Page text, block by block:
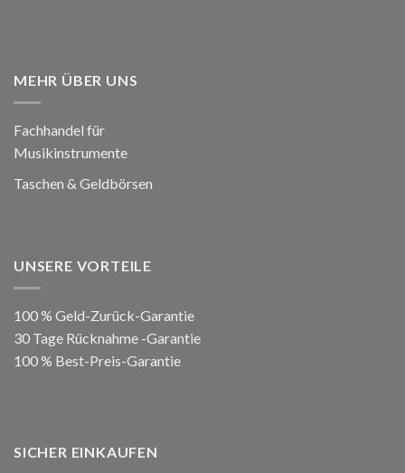
MEHR ÜBER UNS
Fachhandel für
Musikinstrumente
Taschen & Geldbörsen
UNSERE VORTEILE
100 % Geld-Zurück-Garantie
30 Tage Rücknahme -Garantie
100 % Best-Preis-Garantie
SICHER EINKAUFEN